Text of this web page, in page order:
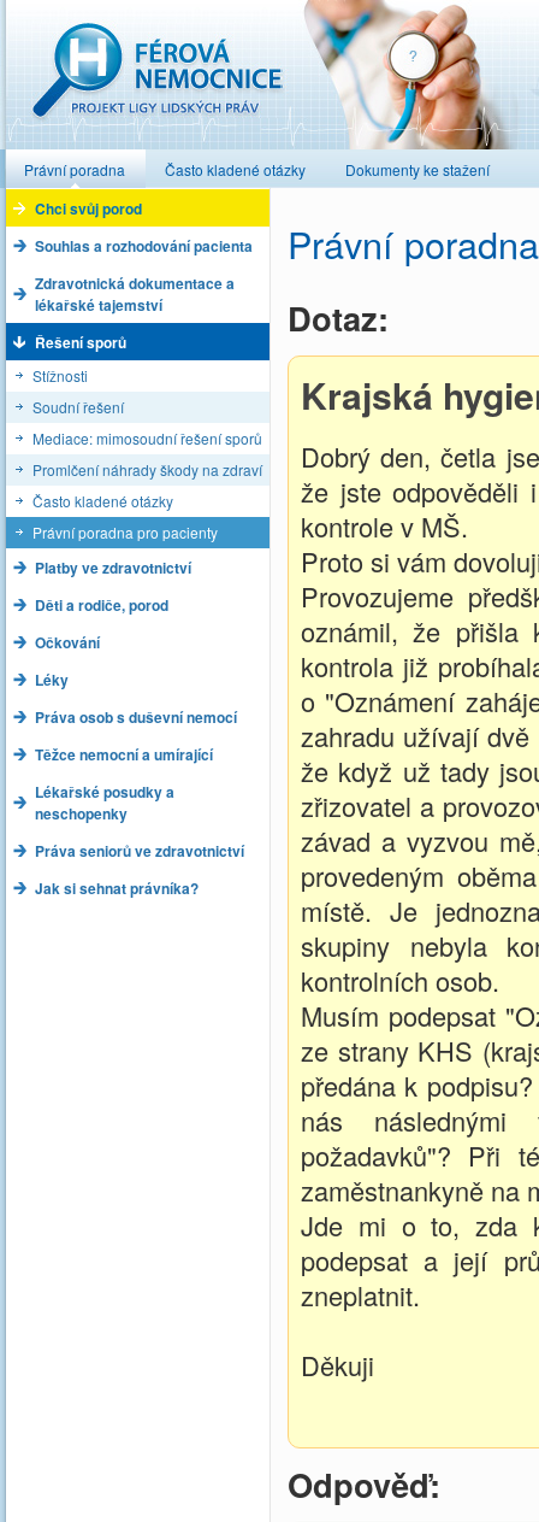
Právní poradna Často kladené otázky Dokumenty ke stažení
Chci svůj porod
Souhlas a rozhodování pacienta
Zdravotnická dokumentace a
lékařské tajemství
Řešení sporů
Stížnosti
Soudní řešení
Mediace: mimosoudní řešení sporů
Promlčení náhrady škody na zdraví
Často kladené otázky
Právní poradna pro pacienty
Platby ve zdravotnictví
Děti a rodiče, porod
Očkování
Léky
Práva osob s duševní nemocí
Těžce nemocní a umírající
Lékařské posudky a
neschopenky
Práva seniorů ve zdravotnictví
Jak si sehnat právníka?
Právní
Dotaz:
Krajská
Dobrý den, četla
že jste odpověděli
kontrole v MŠ.
Proto si vám
Provozujeme
oznámil, že přišla
kontrola již
o "Oznámení
zahradu užívají
že když už tady
zřizovatel a
závad a vyzvou
provedeným
místě. Je
skupiny nebyla
kontrolních osob.
Musím podepsat
ze strany KHS
předána k
nás následnými
požadavků"? Při
zaměstnankyně na
Jde mi o to, zda
podepsat a její
zneplatnit.
Děkuji
Odpověď: